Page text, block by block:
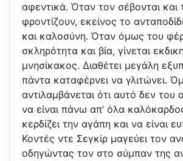
αφεντικά. Όταν τον σέβονται και
φροντίζουν, εκείνος το
και καλοσύνη. Όταν όμως του
σκληρότητα και βία, γίνεται
μνησίκακος. Διαθέτει μεγάλη
πάντα καταφέρνει να γλιτώνει.
αντιλαμβάνεται ότι αυτό δεν του
να είναι πάνω απ’ όλα
κερδίζει την αγάπη και να είναι
Κοντές ντε Σεγκίρ μαγεύει τον
οδηγώντας τον στο σύμπαν της